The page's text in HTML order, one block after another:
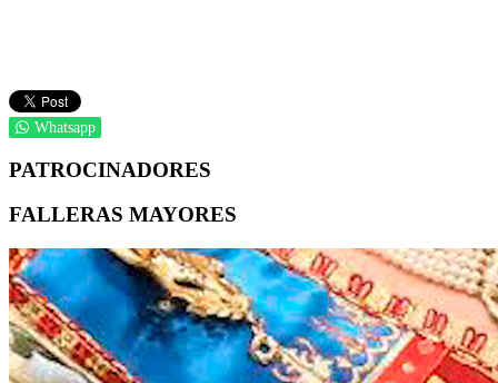
Whatsapp
PATROCINADORES
FALLERAS MAYORES